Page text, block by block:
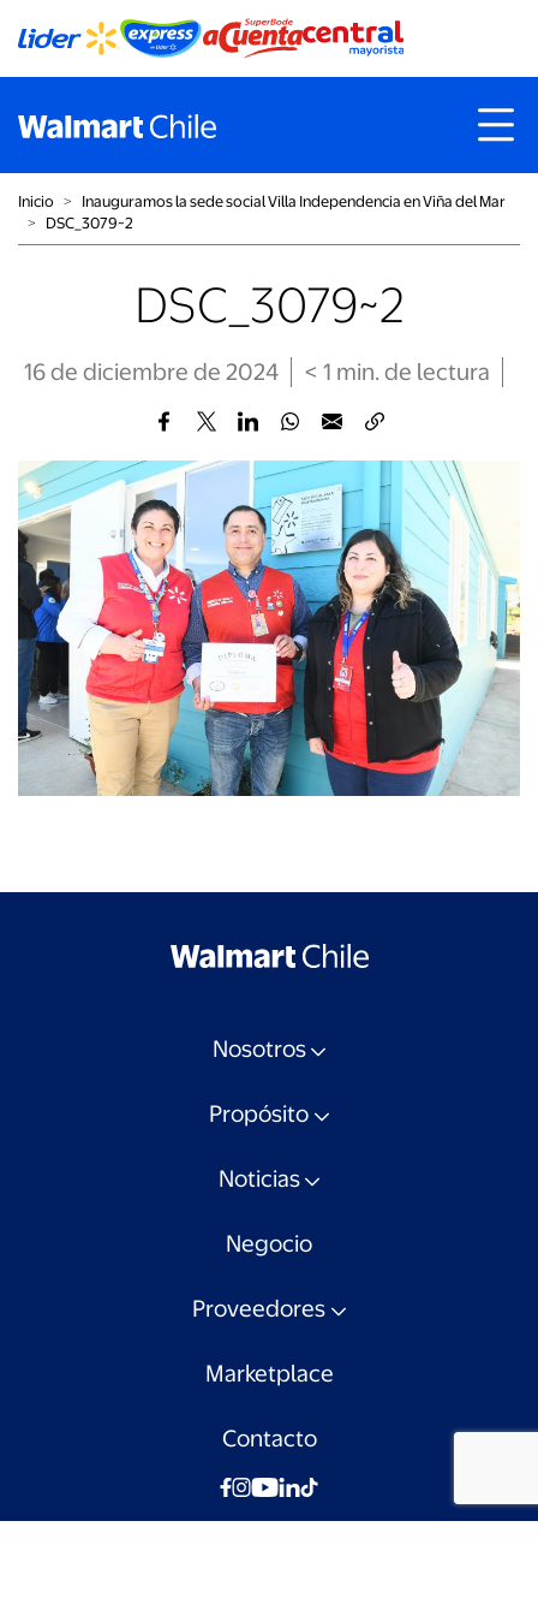
Inicio ˃
Inauguramos la sede social Villa Independencia en Viña del Mar
˃
DSC_3079~2
DSC_3079~2
16 de diciembre de 2024 < 1 min. de lectura
Nosotros
Propósito
Noticias
Negocio
Proveedores
Marketplace
Contacto